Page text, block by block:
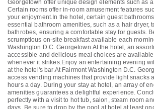
Georgetown offer unique design elements such as
Certain rooms offer in-room amusement features
your enjoyment.In the hotel, certain guest
essential bathroom amenities, such as a hair dryer,
bathrobes, ensuring a comfortable stay for guests.
scrumptious on-site breakfast available each
Washington D.C. Georgetown.At the hotel, an
accessible and delicious meal choices are
whenever it strikes.Enjoy an entertaining evening
at the hotel's bar.At Fairmont Washington D.C.
access vending machines that provide light snacks
hours a day. During your stay at hotel, an array of
amenities guarantees a delightful experience.
perfectly with a visit to hot tub, salon, steam room